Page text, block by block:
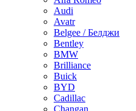
Audi
Avatr
Belgee / Белджи
Bentley
BMW
Brilliance
Buick
BYD
Cadillac
Changan